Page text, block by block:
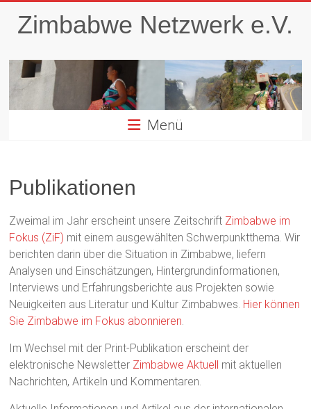
Inhalt
springen
Zimbabwe Netzwerk e.V.
Menü
Publikationen
Zweimal im Jahr erscheint unsere Zeitschrift Zimbabwe im
Fokus (ZiF) mit einem ausgewählten Schwerpunktthema. Wir
berichten darin über die Situation in Zimbabwe, liefern
Analysen und Einschätzungen, Hintergrund­informationen,
Interviews und Erfahrungsberichte aus Projekten sowie
Neuigkeiten aus Literatur und Kultur Zimbabwes. Hier können
Sie Zimbabwe im Fokus abonnieren.
Im Wechsel mit der Print-Publikation erscheint der
elektronische Newsletter Zimbabwe Aktuell
mit aktuellen
Nachrichten, Artikeln und Kommentaren.